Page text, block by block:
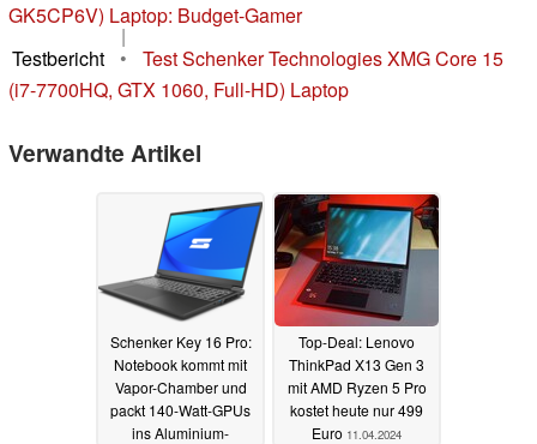
GK5CP6V) Laptop: Budget-Gamer
|
Testbericht
•
Test Schenker Technologies XMG Core 15
(i7-7700HQ, GTX 1060, Full-HD) Laptop
Verwandte Artikel
Schenker Key 16 Pro:
Notebook kommt mit
Vapor-Chamber und
packt 140-Watt-GPUs
ins Aluminium-
Top-Deal: Lenovo
ThinkPad X13 Gen 3
mit AMD Ryzen 5 Pro
kostet heute nur 499
Euro 11.04.2024